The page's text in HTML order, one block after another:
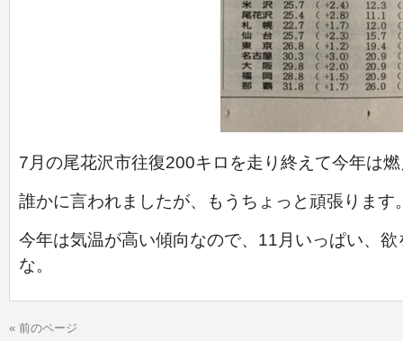
7月の尾花沢市往復200キロを走り終えて今年は
誰かに言われましたが、もうちょっと頑張ります
今年は気温が高い傾向なので、11月いっぱい、
な。
« 前のページ